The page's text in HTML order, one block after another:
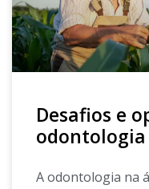
Desafios e
A odontologia na